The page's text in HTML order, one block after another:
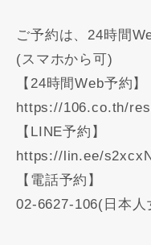
ご予約は、24時間
(スマホから可)
【24時間Web予約】
https://106.co.th/
【LINE予約】
https://lin.ee/
【電話予約】
02-6627-106(日本人